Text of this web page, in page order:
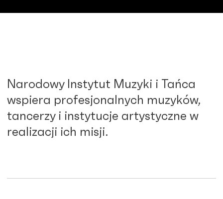
Narodowy Instytut Muzyki i Tańca
wspiera profesjonalnych muzyków,
tancerzy i instytucje artystyczne w
realizacji ich misji.